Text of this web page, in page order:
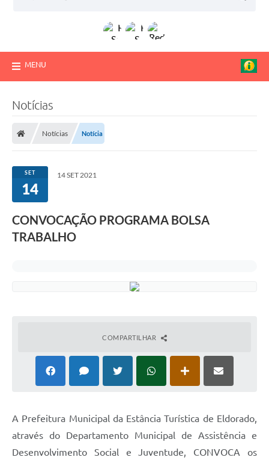
MENU
Notícias
Notícias Notícia
SET
14
14 SET 2021
CONVOCAÇÃO PROGRAMA BOLSA
TRABALHO
COMPARTILHAR
A Prefeitura Municipal da Estância Turística de Eldorado,
através do Departamento Municipal de Assistência e
Desenvolvimento Social e Juventude, CONVOCA os